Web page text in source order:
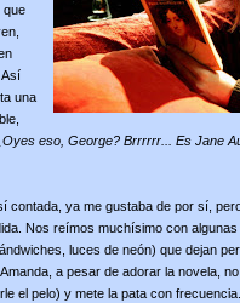
que
Así
una
eso, George? Brrrrrr... Es Jane
contada, ya me gustaba de por sí,
Nos reímos muchísimo con
luces de neón) que dejan
a pesar de adorar la novela,
el pelo) y mete la pata con